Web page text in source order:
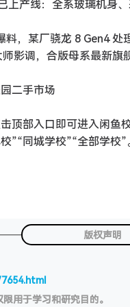
上产线：全系玻璃机身
，某厂骁龙 8 Gen4
影调，合版母系最新旗
二手市场
顶部入口即可进入闲鱼
”“同城学校”“全部学校”
版权声明
用于学习和研究目的。